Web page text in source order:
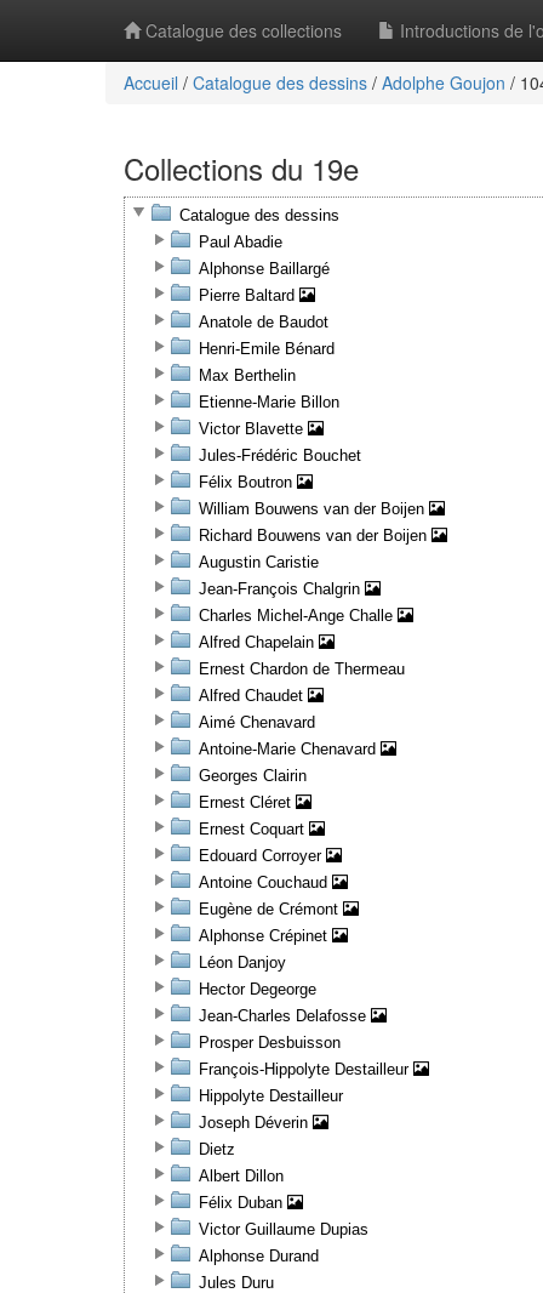
Catalogue des collections Introductions de
Accueil / Catalogue des dessins / Adolphe Goujon /
Collections du 19e
Catalogue des dessins
Paul Abadie
Alphonse Baillargé
Pierre Baltard
Anatole de Baudot
Henri-Emile Bénard
Max Berthelin
Etienne-Marie Billon
Victor Blavette
Jules-Frédéric Bouchet
Félix Boutron
William Bouwens van der Boijen
Richard Bouwens van der Boijen
Augustin Caristie
Jean-François Chalgrin
Charles Michel-Ange Challe
Alfred Chapelain
Ernest Chardon de Thermeau
Alfred Chaudet
Aimé Chenavard
Antoine-Marie Chenavard
Georges Clairin
Ernest Cléret
Ernest Coquart
Edouard Corroyer
Antoine Couchaud
Eugène de Crémont
Alphonse Crépinet
Léon Danjoy
Hector Degeorge
Jean-Charles Delafosse
Prosper Desbuisson
François-Hippolyte Destailleur
Hippolyte Destailleur
Joseph Déverin
Dietz
Albert Dillon
Félix Duban
Victor Guillaume Dupias
Alphonse Durand
Jules Duru